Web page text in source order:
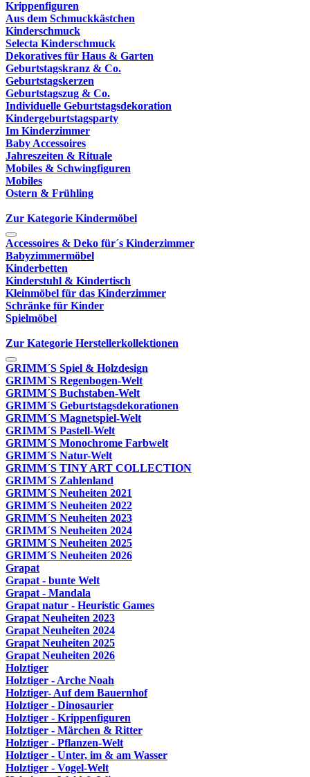
Krippenfiguren
Aus dem Schmuckkästchen
Kinderschmuck
Selecta Kinderschmuck
Dekoratives für Haus & Garten
Geburtstagskranz & Co.
Geburtstagskerzen
Geburtstagszug & Co.
Individuelle Geburtstagsdekoration
Kindergeburtstagsparty
Im Kinderzimmer
Baby Accessoires
Jahreszeiten & Rituale
Mobiles & Schwingfiguren
Mobiles
Ostern & Frühling
Zur Kategorie Kindermöbel
Accessoires & Deko für´s Kinderzimmer
Babyzimmermöbel
Kinderbetten
Kinderstuhl & Kindertisch
Kleinmöbel für das Kinderzimmer
Schränke für Kinder
Spielmöbel
Zur Kategorie Herstellerkollektionen
GRIMM´S Spiel & Holzdesign
GRIMM`S Regenbogen-Welt
GRIMM´S Buchstaben-Welt
GRIMM´S Geburtstagsdekorationen
GRIMM´S Magnetspiel-Welt
GRIMM´S Pastell-Welt
GRIMM´S Monochrome Farbwelt
GRIMM´S Natur-Welt
GRIMM´S TINY ART COLLECTION
GRIMM´S Zahlenland
GRIMM´S Neuheiten 2021
GRIMM´S Neuheiten 2022
GRIMM´S Neuheiten 2023
GRIMM´S Neuheiten 2024
GRIMM´S Neuheiten 2025
GRIMM´S Neuheiten 2026
Grapat
Grapat - bunte Welt
Grapat - Mandala
Grapat natur - Heuristic Games
Grapat Neuheiten 2023
Grapat Neuheiten 2024
Grapat Neuheiten 2025
Grapat Neuheiten 2026
Holztiger
Holztiger - Arche Noah
Holztiger- Auf dem Bauernhof
Holztiger - Dinosaurier
Holztiger - Krippenfiguren
Holztiger - Märchen & Ritter
Holztiger - Pflanzen-Welt
Holztiger - Unter, im & am Wasser
Holztiger - Vogel-Welt